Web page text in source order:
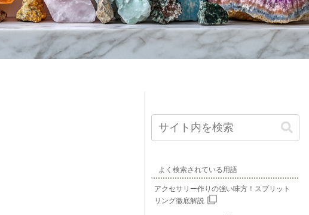
よく検索されている用語
アクセサリー作りの強い味方！スプリット
リング徹底解説